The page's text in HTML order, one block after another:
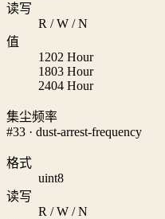
读写
R / W / N
值
1202 Hour
1803 Hour
2404 Hour
集尘频率
#33 · dust-arrest-frequency
格式
uint8
读写
R / W / N